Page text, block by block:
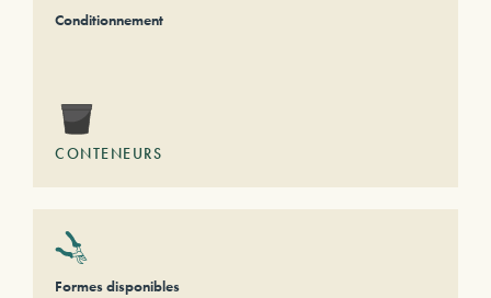
Conditionnement
CONTENEURS
Formes disponibles